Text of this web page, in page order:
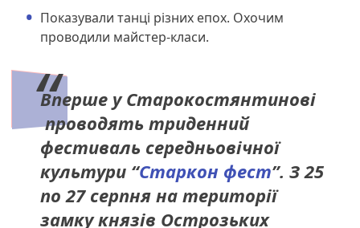
Показували танці різних епох. Охочим
проводили майстер-класи.
Вперше у Старокостянтинові
проводять триденний
фестиваль середньовічної
культури “Старкон фест”. З 25
по 27 серпня на території
замку князів Острозьких